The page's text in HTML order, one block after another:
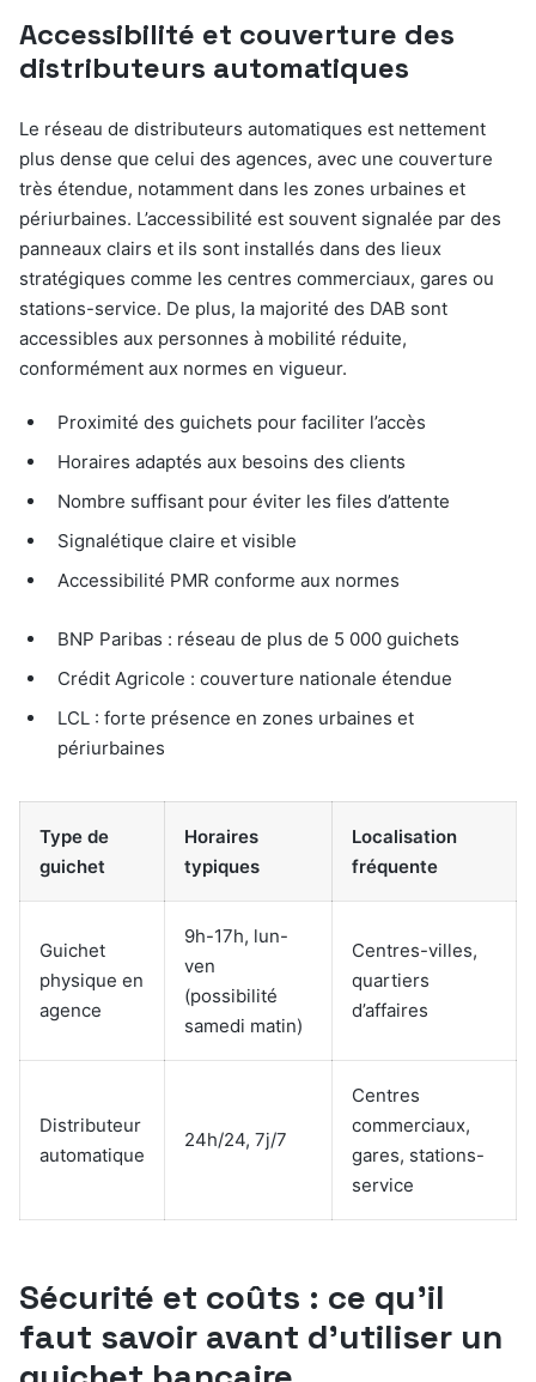
Accessibilité et couverture des
distributeurs automatiques
Le réseau de distributeurs automatiques est nettement
plus dense que celui des agences, avec une couverture
très étendue, notamment dans les zones urbaines et
périurbaines. L’accessibilité est souvent signalée par des
panneaux clairs et ils sont installés dans des lieux
stratégiques comme les centres commerciaux, gares ou
stations-service. De plus, la majorité des DAB sont
accessibles aux personnes à mobilité réduite,
conformément aux normes en vigueur.
Proximité des guichets pour faciliter l’accès
Horaires adaptés aux besoins des clients
Nombre suffisant pour éviter les files d’attente
Signalétique claire et visible
Accessibilité PMR conforme aux normes
BNP Paribas : réseau de plus de 5 000 guichets
Crédit Agricole : couverture nationale étendue
LCL : forte présence en zones urbaines et
périurbaines
Type de
guichet
Horaires
typiques
Localisation
fréquente
Guichet
physique en
agence
9h-17h, lun-
ven
(possibilité
samedi matin)
Centres-villes,
quartiers
d’affaires
Distributeur
automatique
24h/24, 7j/7
Centres
commerciaux,
gares, stations-
service
Sécurité et coûts : ce qu’il
faut savoir avant d’utiliser un